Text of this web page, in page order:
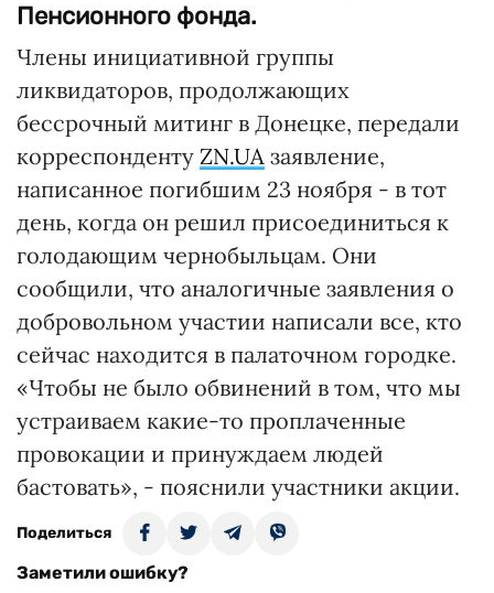
Пенсионного фонда.
Члены инициативной группы
ликвидаторов, продолжающих
бессрочный митинг в Донецке, передали
корреспонденту ZN.UA заявление,
написанное погибшим 23 ноября - в тот
день, когда он решил присоединиться к
голодающим чернобыльцам. Они
сообщили, что аналогичные заявления о
добровольном участии написали все, кто
сейчас находится в палаточном городке.
«Чтобы не было обвинений в том, что мы
устраиваем какие-то проплаченные
провокации и принуждаем людей
бастовать», - пояснили участники акции.
Поделиться
Заметили ошибку?